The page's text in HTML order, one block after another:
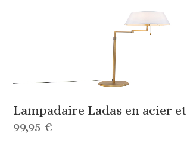
Lampadaire Ladas en acier
99,95 €